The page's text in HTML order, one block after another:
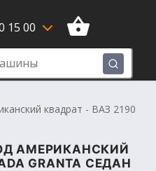
15 00
квадрат - ВАЗ 2190
АМЕРИКАНСКИЙ
GRANTA СЕДАН